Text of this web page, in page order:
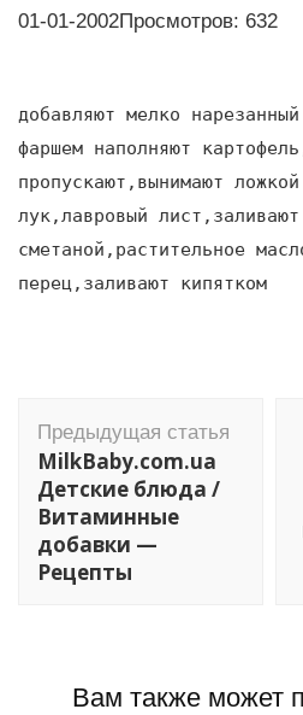
01-01-2002Просмотров: 632
добавляют мелко
фаршем наполняют
пропускают,вынимают
лук,лавровый лист,заливают
сметаной,растительное
перец,заливают кипятком
по
записям
Предыдущая статья
MilkBaby.com.ua
Детские блюда /
Витаминные
добавки —
Рецепты
Вам также может